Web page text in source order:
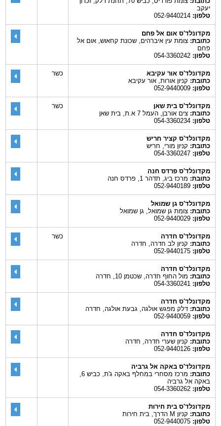
יעקב
טלפון:052-9440214
מקדונלד'ס אום אל פחם
כתובת:צומת עין איברהים, שכונת קחאוש, אום אל
פחם
טלפון:054-3360242
מקדונלד'ס אור עקיבא
כתובת:קניון אורות, אור עקיבא
טלפון:052-9440009
כשר
מקדונלד'ס בית שאן
כתובת:צים אורבן, העמל 7 א.ת, בית שאן
טלפון:054-3360234
כשר
מקדונלד'ס קציר חריש
כתובת:קניון מורי, חריש
טלפון:054-3360247
מקדונלד'ס פרדס חנה
כתובת:מרכז ביג, תדהר 1, פרדס חנה
טלפון:052-9440189
מקדונלד'ס גן שמואל
כתובת:צומת גן שמואל, גן שמואל
טלפון:052-9440029
מקדונלד'ס חדרה
כתובת:קניון לב חדרה, חדרה
טלפון:052-9440175
כשר
מקדונלד'ס חדרה
כתובת:מול החוף חדרה, שכטמן 10, חדרה
טלפון:054-3360241
מקדונלד'ס חדרה
כתובת:דלק מפגש אולגה, גבעת אולגה, חדרה
טלפון:052-9440059
מקדונלד'ס חדרה
כתובת:קניון שערי חדרה, חדרה
טלפון:052-9440126
מקדונלד'ס באקה אל גרביה
כתובת:
מרכז מסחרי במחלף באקה ג'ת, כביש 6,
באקה אל גרביה
טלפון:054-3360262
מקדונלד'ס בית חירות
כתובת:קניון M הדרך, בית חירות
טלפון:052-9440075